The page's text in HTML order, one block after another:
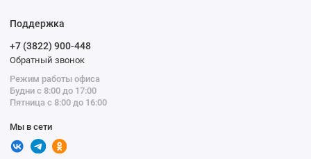
Поддержка
+7 (3822) 900-448
Обратный звонок
Режим работы офиса
Будни с 8:00 до 17:00
Пятница с 8:00 до 16:00
Мы в сети